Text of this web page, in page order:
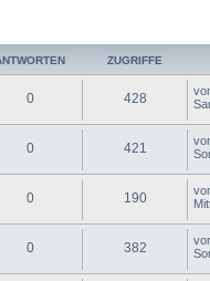
ZUGRIFFE
0 428
0 421
0 190
0 382